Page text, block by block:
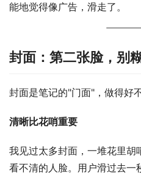
能地觉得像广告，滑走了。
封面：第二张脸，别
封面是笔记的"门面"，做得好
清晰比花哨重要
我见过太多封面，一堆花里胡
看不清的人脸。用户滑过去一